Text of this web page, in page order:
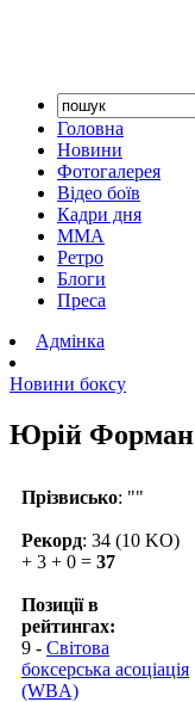
Головна
Новини
Фотогалерея
Відео боїв
Кадри дня
ММА
Ретро
Блоги
Преса
Адмінка
Новини боксу
Юрій Форман
Прізвисько: ""
Рекорд: 34 (10 KO)
+ 3 + 0 = 37
Позиції в
рейтингах:
9 - Світова
боксерська асоціація
(WBA)